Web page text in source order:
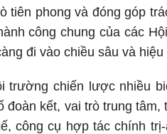
tiên phong và đóng góp
công chung của các
đi vào chiều sâu và hiệu
trường chiến lược nhiều
đoàn kết, vai trò trung
công cụ hợp tác chính